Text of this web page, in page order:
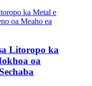
Litoropo ka
oa